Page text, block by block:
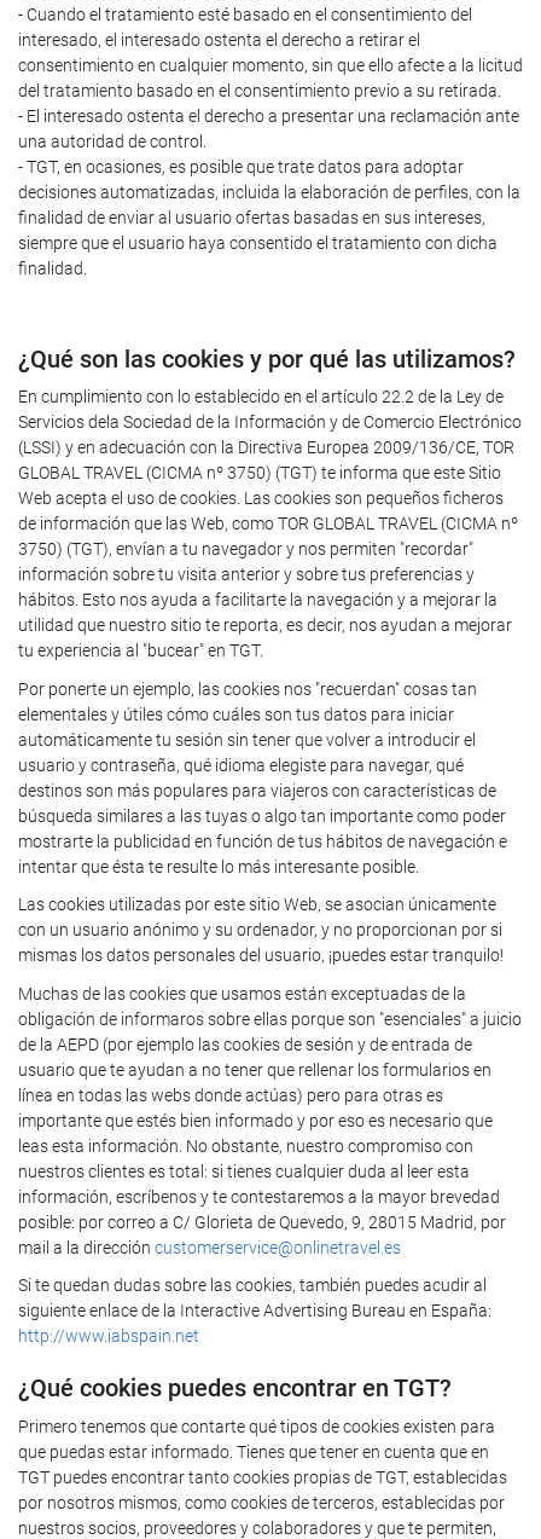
- Cuando el tratamiento esté basado en el consentimiento del
interesado, el interesado ostenta el derecho a retirar el
consentimiento en cualquier momento, sin que ello afecte a la licitud
del tratamiento basado en el consentimiento previo a su retirada.
- El interesado ostenta el derecho a presentar una reclamación ante
una autoridad de control.
- TGT, en ocasiones, es posible que trate datos para adoptar
decisiones automatizadas, incluida la elaboración de perfiles, con la
finalidad de enviar al usuario ofertas basadas en sus intereses,
siempre que el usuario haya consentido el tratamiento con dicha
finalidad.
¿Qué son las cookies y por qué las utilizamos?
En cumplimiento con lo establecido en el artículo 22.2 de la Ley de
Servicios dela Sociedad de la Información y de Comercio Electrónico
(LSSI) y en adecuación con la Directiva Europea 2009/136/CE, TOR
GLOBAL TRAVEL (CICMA nº 3750) (TGT) te informa que este Sitio
Web acepta el uso de cookies. Las cookies son pequeños ficheros
de información que las Web, como TOR GLOBAL TRAVEL (CICMA nº
3750) (TGT), envían a tu navegador y nos permiten "recordar"
información sobre tu visita anterior y sobre tus preferencias y
hábitos. Esto nos ayuda a facilitarte la navegación y a mejorar la
utilidad que nuestro sitio te reporta, es decir, nos ayudan a mejorar
tu experiencia al "bucear" en TGT.
Por ponerte un ejemplo, las cookies nos "recuerdan" cosas tan
elementales y útiles cómo cuáles son tus datos para iniciar
automáticamente tu sesión sin tener que volver a introducir el
usuario y contraseña, qué idioma elegiste para navegar, qué
destinos son más populares para viajeros con características de
búsqueda similares a las tuyas o algo tan importante como poder
mostrarte la publicidad en función de tus hábitos de navegación e
intentar que ésta te resulte lo más interesante posible.
Las cookies utilizadas por este sitio Web, se asocian únicamente
con un usuario anónimo y su ordenador, y no proporcionan por si
mismas los datos personales del usuario, ¡puedes estar tranquilo!
Muchas de las cookies que usamos están exceptuadas de la
obligación de informaros sobre ellas porque son "esenciales" a juicio
de la AEPD (por ejemplo las cookies de sesión y de entrada de
usuario que te ayudan a no tener que rellenar los formularios en
línea en todas las webs donde actúas) pero para otras es
importante que estés bien informado y por eso es necesario que
leas esta información. No obstante, nuestro compromiso con
nuestros clientes es total: si tienes cualquier duda al leer esta
información, escríbenos y te contestaremos a la mayor brevedad
posible: por correo a C/ Glorieta de Quevedo, 9, 28015 Madrid, por
mail a la dirección customerservice@onlinetravel.es
Si te quedan dudas sobre las cookies, también puedes acudir al
siguiente enlace de la Interactive Advertising Bureau en España:
http://www.iabspain.net
¿Qué cookies puedes encontrar en TGT?
Primero tenemos que contarte qué tipos de cookies existen para
que puedas estar informado. Tienes que tener en cuenta que en
TGT puedes encontrar tanto cookies propias de TGT, establecidas
por nosotros mismos, como cookies de terceros, establecidas por
nuestros socios, proveedores y colaboradores y que te permiten,